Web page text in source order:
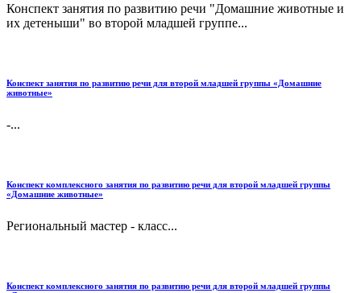
Конспект занятия по развитию речи "Домашние животные и
их детеныши" во второй младшей группе...
Конспект занятия по развитию речи для второй младшей группы «Домашние
животные»
-...
Конспект комплексного занятия по развитию речи для второй младшей группы
«Домашние животные»
Региональный мастер - класс...
Конспект комплексного занятия по развитию речи для второй младшей группы